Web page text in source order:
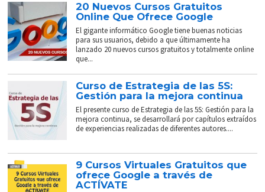
20 Nuevos Cursos Gratuitos
Online Que Ofrece Google
El gigante informático Google tiene buenas noticias
para sus usuarios, debido a que últimamente ha
lanzado 20 nuevos cursos gratuitos y totalmente online
que...
Curso de Estrategia de las 5S:
Gestión para la mejora continua
El presente curso de Estrategia de las 5S: Gestión para la
mejora continua, se desarrollará por capítulos extraídos
de experiencias realizadas de diferentes autores....
9 Cursos Virtuales Gratuitos que
ofrece Google a través de
ACTÍVATE